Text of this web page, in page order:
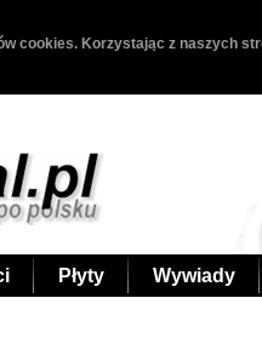
cookies. Korzystając z naszych
Płyty Wywiady